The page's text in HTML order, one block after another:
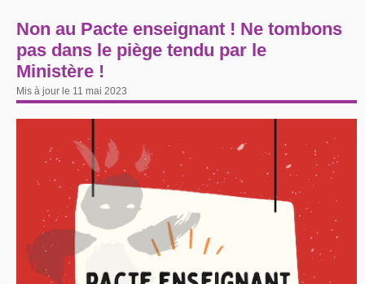
Non au Pacte enseignant ! Ne tombons
pas dans le piège tendu par le
Ministère !
Mis à jour le 11 mai 2023